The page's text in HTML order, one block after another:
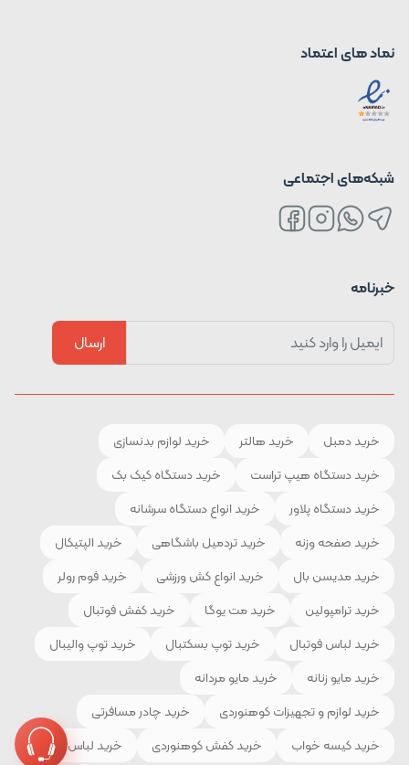
نماد های اعتماد
شبکه‌های اجتماعی
خبرنامه
ارسال
خرید دمبل خرید هالتر
خرید لوازم بدنسازی
خرید دستگاه هیپ تراست
خرید دستگاه کیک بک
خرید دستگاه پلاور
خرید انواع دستگاه سرشانه
خرید صفحه وزنه
خرید تردمیل باشگاهی
خرید الپتیکال
خرید مدیسن بال
خرید انواع کش ورزشی
خرید فوم رولر
خرید ترامپولین
خرید مت یوگا
خرید کفش فوتبال
خرید لباس فوتبال
خرید توپ بسکتبال
خرید توپ والیبال
خرید مایو زنانه
خرید مایو مردانه
خرید لوازم و تجهیزات کوهنوردی
خرید چادر مسافرتی
خرید کیسه خواب
خرید کفش کوهنوردی خرید لباس ورزشی